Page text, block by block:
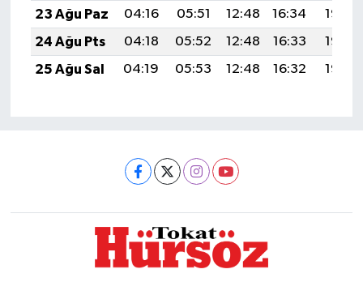
23 Ağu Paz
04:16 05:51 12:48 16:34
19:36
24 Ağu Pts
04:18 05:52 12:48 16:33
19:35
25 Ağu Sal
04:19 05:53 12:48 16:32 19:33